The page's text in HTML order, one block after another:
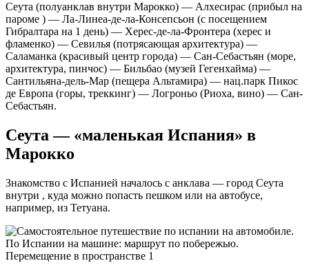
Сеута (полуанклав внутри Марокко) — Алхесирас (прибыл на
пароме ) — Ла-Линеа-де-ла-Консепсьон (с посещением
Гибралтара на 1 день) — Херес-де-ла-Фронтера (херес и
фламенко) — Севилья (потрясающая архитектура) —
Саламанка (красивый центр города) — Сан-Себастьян (море,
архитектура, пинчос) — Бильбао (музей Гегенхайма) —
Сантильяна-дель-Мар (пещера Альтамира) — нац.парк Пикос
де Европа (горы, треккинг) — Логроньо (Риоха, вино) — Сан-
Себастьян.
Сеута — «маленькая Испания» в
Марокко
Знакомство с Испанией началось с анклава — город Сеута
внутри , куда можно попасть пешком или на автобусе,
например, из Тетуана.